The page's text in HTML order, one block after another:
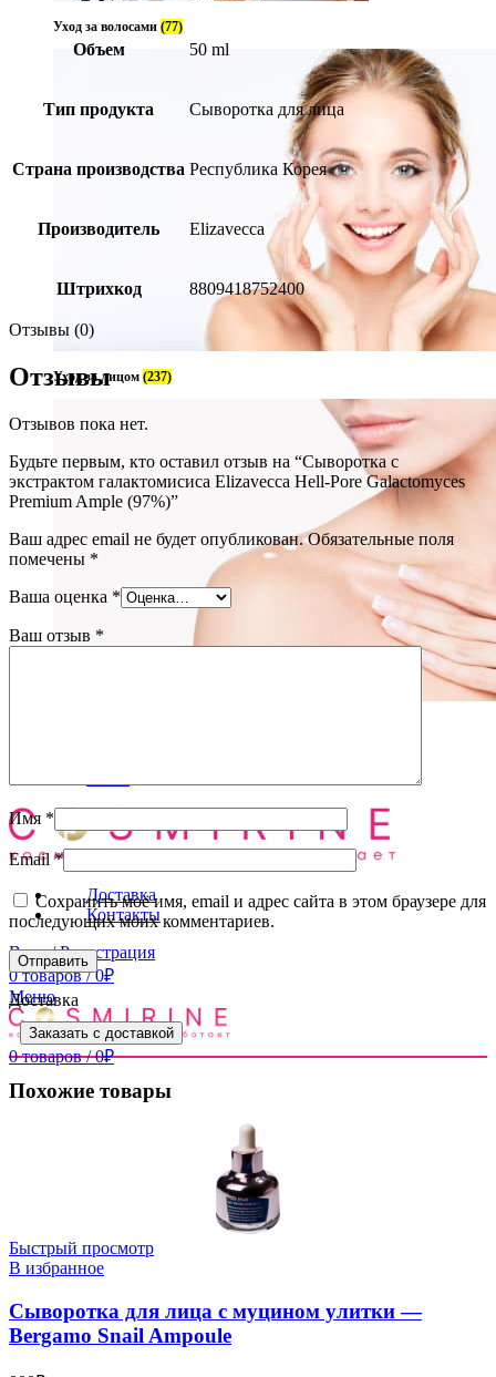
Уход за волосами (77)
Уход за лицом (237)
Доставка
Контакты
Вход / Регистрация
0товаров / 0₽
Меню
0товаров / 0₽
Объем 50 ml
Тип продукта Сыворотка для лица
Страна производства Республика Корея
Производитель Elizavecca
Штрихкод 8809418752400
Отзывы (0)
Отзывы
Отзывов пока нет.
Будьте первым, кто оставил отзыв на “Сыворотка с
экстрактом галактомисиса Elizavecca Hell-Pore Galactomyces
Premium Ample (97%)”
Ваш адрес email не будет опубликован. Обязательные поля
помечены *
Ваша оценка *
Ваш отзыв *
Имя *
Email*
Сохранить моё имя, email и адрес сайта в этом браузере для
последующих моих комментариев.
Доставка
Заказать с доставкой
Похожие товары
Быстрый просмотр
В избранное
Сыворотка для лица с муцином улитки —
Bergamo Snail Ampoule